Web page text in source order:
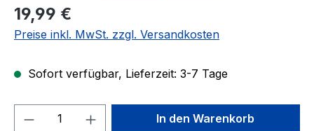
Regulärer Preis:
19,99 €
Preise inkl. MwSt. zzgl. Versandkosten
Sofort verfügbar, Lieferzeit: 3-7 Tage
Produkt Anzahl: Gib denIn den Warenkorb